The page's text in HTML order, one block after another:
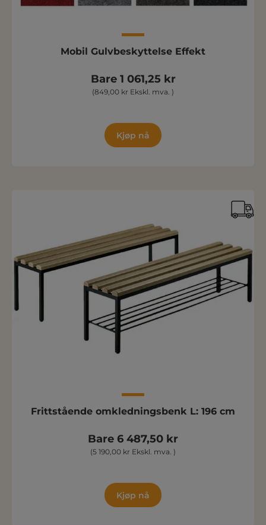
Mobil Gulvbeskyttelse Effekt
Bare 1 061,25 kr
(849,00 kr Ekskl. mva. )
Kjøp nå
Frittstående omkledningsbenk L: 196 cm
Bare 6 487,50 kr
(5 190,00 kr Ekskl. mva. )
Kjøp nå